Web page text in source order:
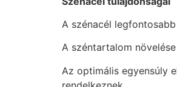
A szénacél
A széntartalom
Az optimális egyensúly